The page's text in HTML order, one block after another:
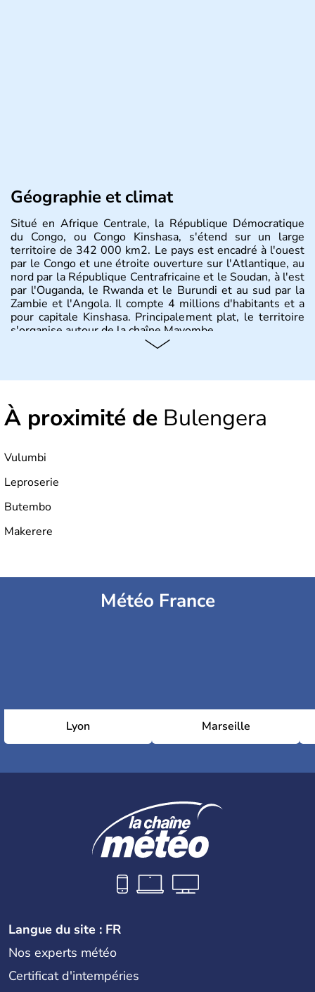
Géographie et climat
Situé en Afrique Centrale, la République Démocratique
du Congo, ou Congo Kinshasa, s'étend sur un large
territoire de 342 000 km2. Le pays est encadré à l'ouest
par le Congo et une étroite ouverture sur l'Atlantique, au
nord par la République Centrafricaine et le Soudan, à l'est
par l'Ouganda, le Rwanda et le Burundi et au sud par la
Zambie et l'Angola. Il compte 4 millions d'habitants et a
pour capitale Kinshasa. Principalement plat, le territoire
s'organise autour de la chaîne Mayombe.
À proximité de Bulengera
Vulumbi
Leproserie
Butembo
Makerere
Météo France
Lyon Marseille
Langue du site : FR
Nos experts météo
Certificat d'intempéries